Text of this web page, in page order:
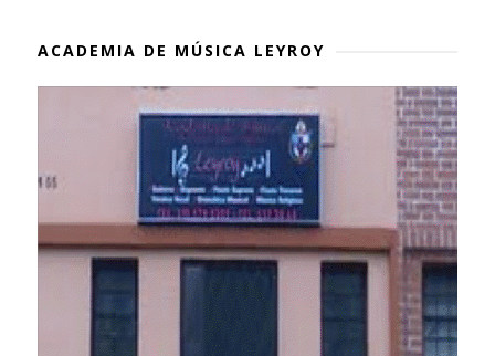
ACADEMIA DE MÚSICA LEYROY